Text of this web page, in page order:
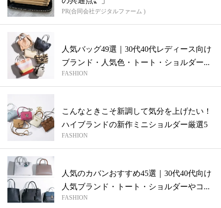
PR(合同会社デジタルファーム )
人気バッグ49選｜30代40代レディース向け
ブランド・人気色・トート・ショルダー...
FASHION
こんなときこそ新調して気分を上げたい！
ハイブランドの新作ミニショルダー厳選5
FASHION
人気のカバンおすすめ45選｜30代40代向け
人気ブランド・トート・ショルダーやコ...
FASHION